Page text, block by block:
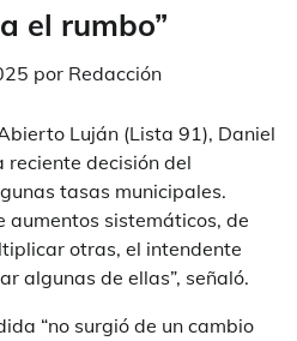
el rumbo”
por Redacción
Luján (Lista 91), Daniel
reciente decisión del
tasas municipales.
aumentos sistemáticos, de
otras, el intendente
algunas de ellas”, señaló.
“no surgió de un cambio